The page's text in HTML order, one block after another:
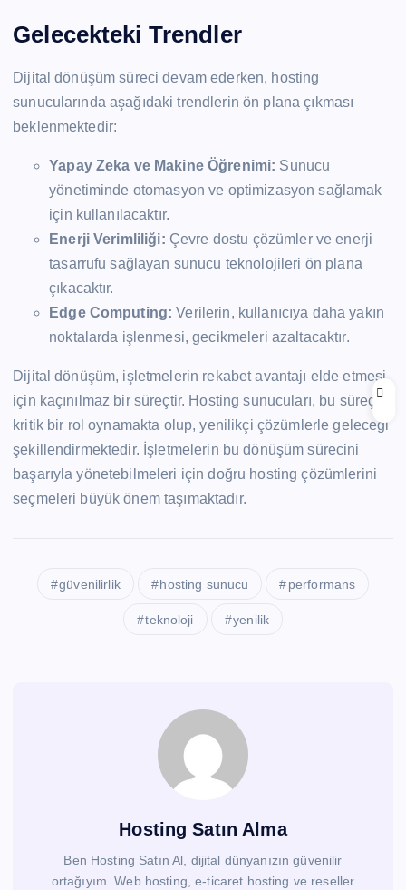
Gelecekteki Trendler
Dijital dönüşüm süreci devam ederken, hosting
sunucularında aşağıdaki trendlerin ön plana çıkması
beklenmektedir:
Yapay Zeka ve Makine Öğrenimi: Sunucu
yönetiminde otomasyon ve optimizasyon sağlamak
için kullanılacaktır.
Enerji Verimliliği: Çevre dostu çözümler ve enerji
tasarrufu sağlayan sunucu teknolojileri ön plana
çıkacaktır.
Edge Computing: Verilerin, kullanıcıya daha yakın
noktalarda işlenmesi, gecikmeleri azaltacaktır.
Dijital dönüşüm, işletmelerin rekabet avantajı elde etmesi
için kaçınılmaz bir süreçtir. Hosting sunucuları, bu süreçte
kritik bir rol oynamakta olup, yenilikçi çözümlerle geleceği
şekillendirmektedir. İşletmelerin bu dönüşüm sürecini
başarıyla yönetebilmeleri için doğru hosting çözümlerini
seçmeleri büyük önem taşımaktadır.
güvenilirlik hosting sunucu performans
teknoloji yenilik
Hosting Satın Alma
Ben Hosting Satın Al, dijital dünyanızın güvenilir
ortağıyım. Web hosting, e-ticaret hosting ve reseller